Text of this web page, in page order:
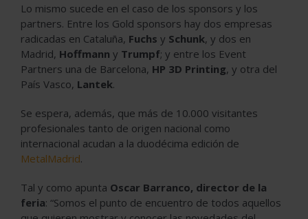
Lo mismo sucede en el caso de los sponsors y los
partners. Entre los Gold sponsors hay dos empresas
radicadas en Cataluña, Fuchs y Schunk, y dos en
Madrid, Hoffmann y Trumpf; y entre los Event
Partners una de Barcelona, HP 3D Printing, y otra del
País Vasco, Lantek.
Se espera, además, que más de 10.000 visitantes
profesionales tanto de origen nacional como
internacional acudan a la duodécima edición de
MetalMadrid.
Tal y como apunta Oscar Barranco, director de la
feria: “Somos el punto de encuentro de todos aquellos